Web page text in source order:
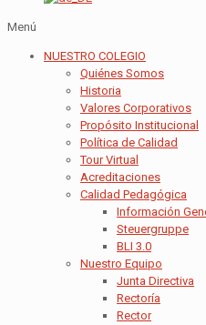
Menú
NUESTRO COLEGIO
Quiénes Somos
Historia
Valores Corporativos
Propósito Institucional
Política de Calidad
Tour Virtual
Acreditaciones
Calidad Pedagógica
Información
Steuergruppe
BLI 3.0
Nuestro Equipo
Junta Directiva
Rectoría
Rector